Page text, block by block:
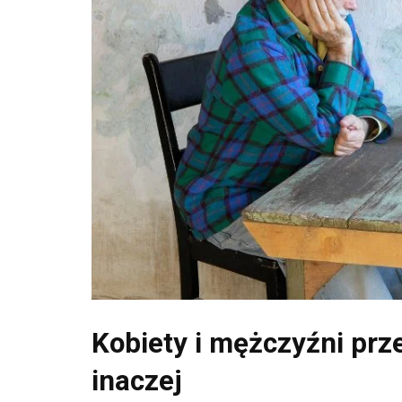
Kobiety i mężczyźni
inaczej